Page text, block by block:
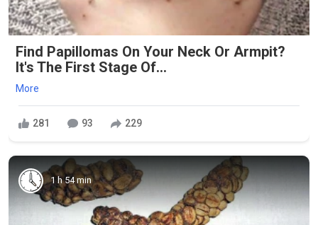
Find Papillomas On Your Neck Or Armpit?
It's The First Stage Of...
More
281 93 229
1 h 54 min